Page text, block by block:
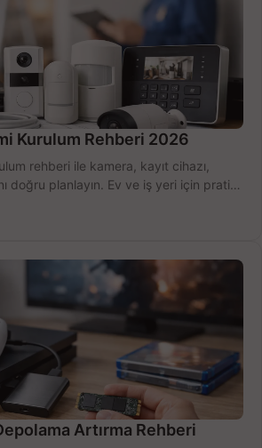
Kurulum Rehberi 2026
rehberi ile kamera, kayıt cihazı,
doğru planlayın. Ev ve iş yeri için pratik
Artırma Rehberi